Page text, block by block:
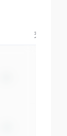
交易产品